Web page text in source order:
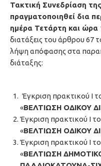
Τακτική Συνεδρίαση
πραγματοποιηθεί δια
ημέρα Τετάρτη και ώρα
διατάξεις του άρθρου 67
λήψη απόφασης στα
διάταξης:
Έγκριση πρακτικού Ι
«ΒΕΛΤΙΩΣΗ ΟΔΙΚΟΥ
Έγκριση πρακτικού Ι
«ΒΕΛΤΙΩΣΗ ΟΔΙΚΟΥ
Έγκριση πρακτικού Ι
«ΒΕΛΤΙΩΣΗ